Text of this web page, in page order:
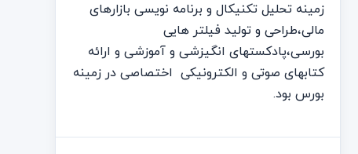
زمینه تحلیل تکنیکال و برنامه نویسی بازارهای
مالی،طراحی و تولید فیلتر هایی
بورسی،پادکستهای انگیزشی و آموزشی و ارائه
کتابهای صوتی و الکترونیکی اختصاصی در زمینه
بورس بود.